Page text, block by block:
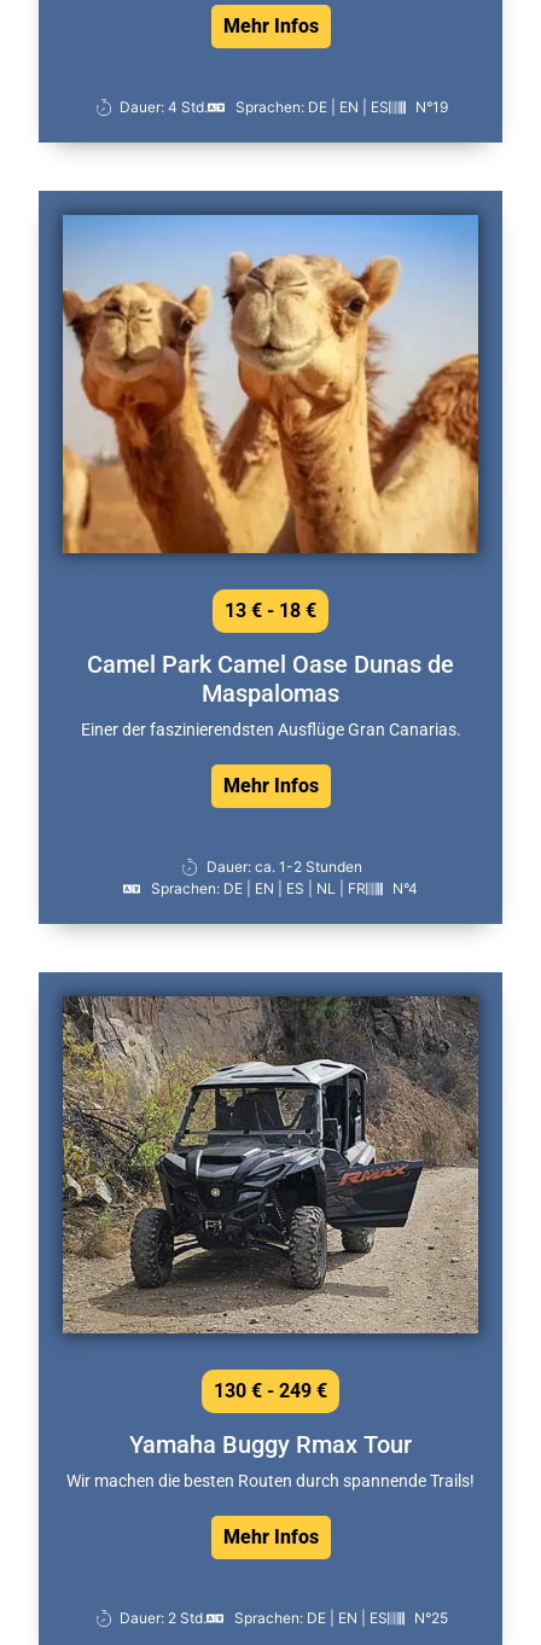
Mehr Infos
Dauer: 4 Std. Sprachen: DE | EN | ES N°19
Camel Park Camel Oase Dunas de
Maspalomas
Einer der faszinierendsten Ausflüge Gran Canarias.
Mehr Infos
13 € - 18 €
Dauer: ca. 1-2 Stunden
Sprachen: DE | EN | ES | NL | FR
N°4
Yamaha Buggy Rmax Tour
Wir machen die besten Routen durch spannende Trails!
Mehr Infos
130 € - 249 €
Dauer: 2 Std. Sprachen: DE | EN | ES N°25